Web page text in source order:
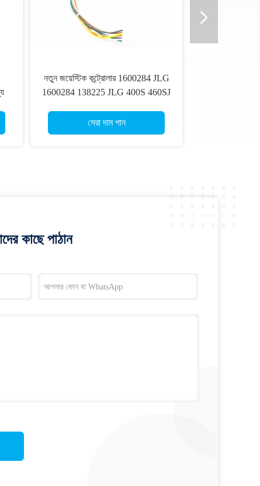
নতুন জয়েস্টিক কন্ট্রোলার 1600284 JLG
1600284 138225 JLG 400S 460SJ
সামঞ্জস্যপূর্ণ
সেরা দাম পান
কাছে পাঠান